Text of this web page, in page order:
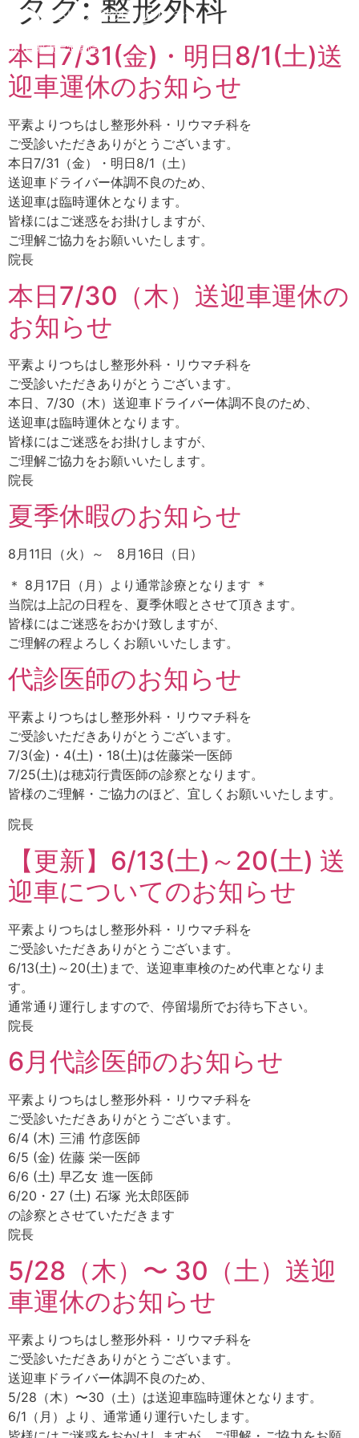
労災•自賠責指定病院
タグ: 整形外科
本日7/31(金)・明日8/1(土)送
迎車運休のお知らせ
平素よりつちはし整形外科・リウマチ科を
ご受診いただきありがとうございます。
本日7/31（金）・明日8/1（土）
送迎車ドライバー体調不良のため、
送迎車は臨時運休となります。
皆様にはご迷惑をお掛けしますが、
ご理解ご協力をお願いいたします。
院長
本日7/30（木）送迎車運休の
お知らせ
平素よりつちはし整形外科・リウマチ科を
ご受診いただきありがとうございます。
本日、7/30（木）送迎車ドライバー体調不良のため、
送迎車は臨時運休となります。
皆様にはご迷惑をお掛けしますが、
ご理解ご協力をお願いいたします。
院長
夏季休暇のお知らせ
8月11日（火）～ 8月16日（日）
＊ 8月17日（月）より通常診療となります ＊
当院は上記の日程を、夏季休暇とさせて頂きます。
皆様にはご迷惑をおかけ致しますが、
ご理解の程よろしくお願いいたします。
代診医師のお知らせ
平素よりつちはし整形外科・リウマチ科を
ご受診いただきありがとうございます。
7/3(金)・4(土)・18(土)は佐藤栄一医師
7/25(土)は穂苅行貴医師の診察となります。
皆様のご理解・ご協力のほど、宜しくお願いいたします。
院長
【更新】6/13(土)～20(土) 送
迎車についてのお知らせ
平素よりつちはし整形外科・リウマチ科を
ご受診いただきありがとうございます。
6/13(土)～20(土)まで、送迎車車検のため代車となりま
す。
通常通り運行しますので、停留場所でお待ち下さい。
院長
6月代診医師のお知らせ
平素よりつちはし整形外科・リウマチ科を
ご受診いただきありがとうございます。
6/4 (木) 三浦 竹彦医師
6/5 (金) 佐藤 栄一医師
6/6 (土) 早乙女 進一医師
6/20・27 (土) 石塚 光太郎医師
の診察とさせていただきます
院長
5/28（木）〜 30（土）送迎
車運休のお知らせ
平素よりつちはし整形外科・リウマチ科を
ご受診いただきありがとうございます。
送迎車ドライバー体調不良のため、
5/28（木）〜30（土）は送迎車臨時運休となります。
6/1（月）より、通常通り運行いたします。